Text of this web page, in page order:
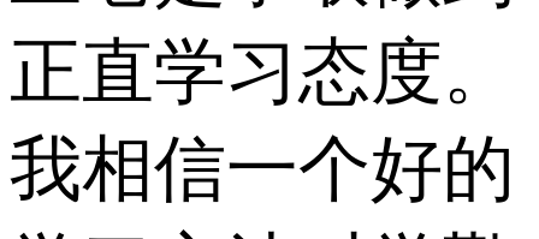
正直学习态度。
我相信一个好的